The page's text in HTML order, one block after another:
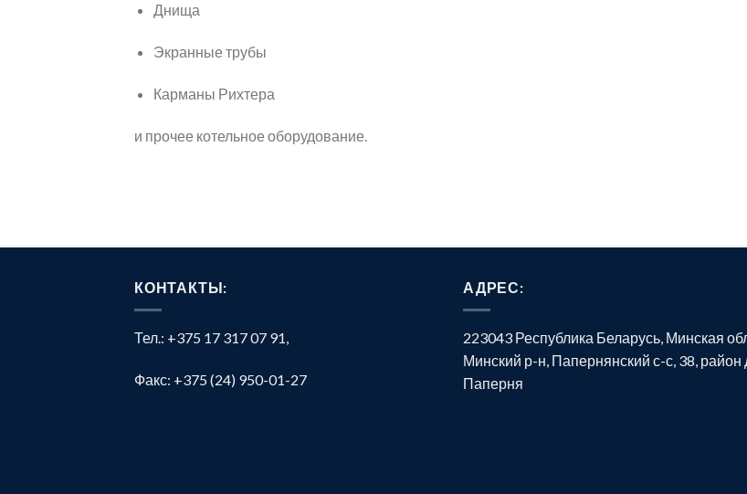
Днища
Экранные трубы
Карманы Рихтера
и прочее котельное оборудование.
КОНТАКТЫ:
Тел.: +375 17 317 07 91,
Факс: +375 (24) 950-01-27
АДРЕС:
223043 Республика Беларусь, Минская
Минский р-н, Папернянский с-с, 38, район
Паперня